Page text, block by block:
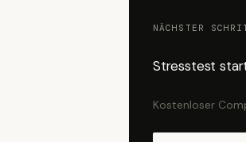
NÄCHSTER
Stresstest
Kostenloser